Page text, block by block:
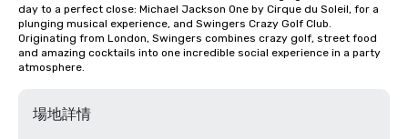
day to a perfect close: Michael Jackson One by Cirque du Soleil, for a
plunging musical experience, and Swingers Crazy Golf Club.
Originating from London, Swingers combines crazy golf, street food
and amazing cocktails into one incredible social experience in a party
atmosphere.
場地詳情